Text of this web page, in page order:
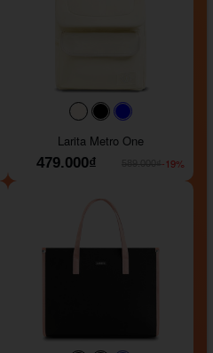
#faf0e6#000000
Larita Metro One
479.000₫
-19%